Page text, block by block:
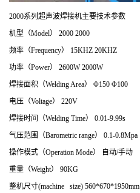
2000系列超声波焊接机主要技术参数
机型（Model） 2000 2000
频率（Frequency） 15KHZ 20KHZ
功率（Power） 2600W 2000W
焊接面积（Welding Area） Φ150 Φ100
电压（Voltage） 220V
焊接时间（Welding Time） 0.01-9.99s
气压范围（Barometric range） 0.1-0.8Mpa
操作模式（Operation Mode） 自动/手动
重量（Weight） 90KG
整机尺寸(machine size) 560*670*1950mm